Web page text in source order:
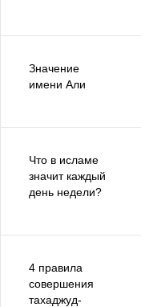
Значение
имени Али
Что в исламе
значит каждый
день недели?
4 правила
совершения
тахаджуд-